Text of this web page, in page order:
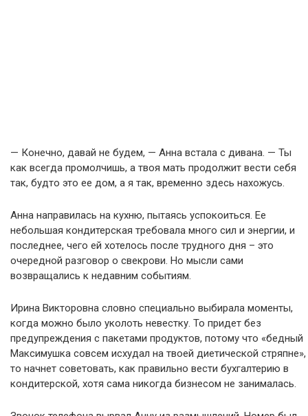
— Конечно, давай не будем, — Анна встала с дивана. — Ты
как всегда промолчишь, а твоя мать продолжит вести себя
так, будто это ее дом, а я так, временно здесь нахожусь.
Анна направилась на кухню, пытаясь успокоиться. Ее
небольшая кондитерская требовала много сил и энергии, и
последнее, чего ей хотелось после трудного дня – это
очередной разговор о свекрови. Но мысли сами
возвращались к недавним событиям.
Ирина Викторовна словно специально выбирала моменты,
когда можно было уколоть невестку. То придет без
предупреждения с пакетами продуктов, потому что «бедный
Максимушка совсем исхудал на твоей диетической стряпне»,
то начнет советовать, как правильно вести бухгалтерию в
кондитерской, хотя сама никогда бизнесом не занималась.